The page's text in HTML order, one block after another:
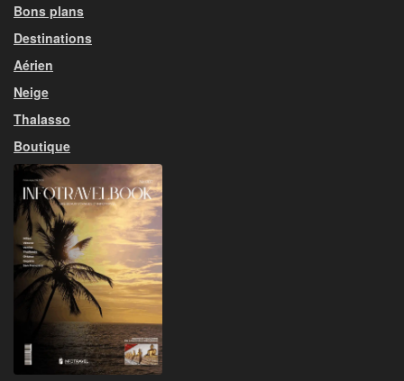
Bons plans
Destinations
Aérien
Neige
Thalasso
Boutique